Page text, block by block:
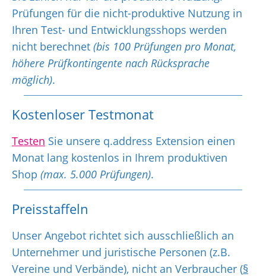
Prüfungen für die nicht-produktive Nutzung in
Ihren Test- und Entwicklungsshops werden
nicht berechnet (bis 100 Prüfungen pro Monat,
höhere Prüfkontingente nach Rücksprache
möglich).
Kostenloser Testmonat
Testen Sie unsere q.address Extension einen
Monat lang kostenlos in Ihrem produktiven
Shop (max. 5.000 Prüfungen).
Preisstaffeln
Unser Angebot richtet sich ausschließlich an
Unternehmer und juristische Personen (z.B.
Vereine und Verbände), nicht an Verbraucher (§